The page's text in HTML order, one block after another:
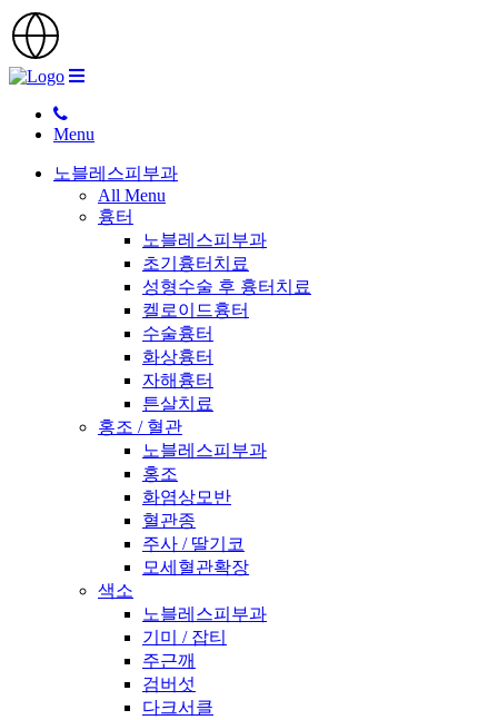
Menu
노블레스피부과
All Menu
흉터
노블레스피부과
초기흉터치료
성형수술 후 흉터치료
켈로이드흉터
수술흉터
화상흉터
자해흉터
튼살치료
홍조 / 혈관
노블레스피부과
홍조
화염상모반
혈관종
주사 / 딸기코
모세혈관확장
색소
노블레스피부과
기미 / 잡티
주근깨
검버섯
다크서클